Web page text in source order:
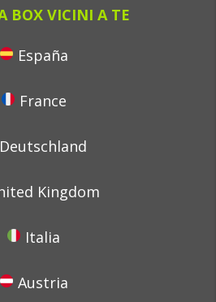
BOX VICINI A TE
España
France
Deutschland
Kingdom
Italia
Austria